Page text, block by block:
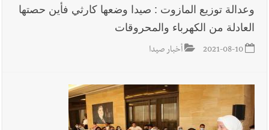
وعدالة توزيع المازوت : صيدا وضعها كارثي فأين حصتها
العادلة من الكهرباء والمحروقات
2021-08-10 أخبار صيدا